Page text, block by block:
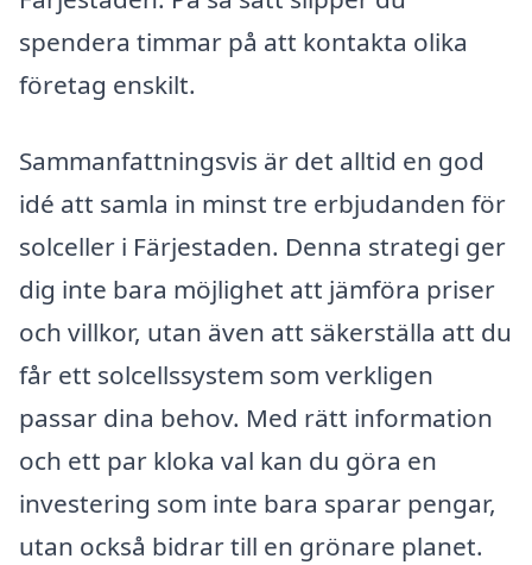
spendera timmar på att kontakta olika
företag enskilt.
Sammanfattningsvis är det alltid en god
idé att samla in minst tre erbjudanden för
solceller i Färjestaden. Denna strategi ger
dig inte bara möjlighet att jämföra priser
och villkor, utan även att säkerställa att du
får ett solcellssystem som verkligen
passar dina behov. Med rätt information
och ett par kloka val kan du göra en
investering som inte bara sparar pengar,
utan också bidrar till en grönare planet.